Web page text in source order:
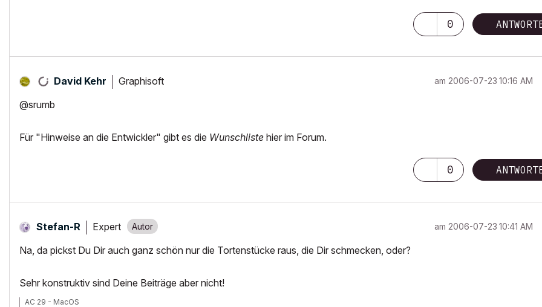
0
David Kehr Graphisoft am ‎2006-07-23 10:16 AM
@srumb
Für "Hinweise an die Entwickler" gibt es die Wunschliste hier im Forum.
0
Stefan-R Expert am ‎2006-07-23 10:41 AM
Na, da pickst Du Dir auch ganz schön nur die Tortenstücke raus, die Dir schmecken, oder?
Sehr konstruktiv sind Deine Beiträge aber nicht!
AC 29 - MacOS